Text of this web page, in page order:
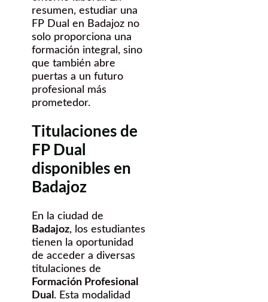
resumen, estudiar una
FP Dual en Badajoz no
solo proporciona una
formación integral, sino
que también abre
puertas a un futuro
profesional más
prometedor.
Titulaciones de
FP Dual
disponibles en
Badajoz
En la ciudad de
Badajoz, los estudiantes
tienen la oportunidad
de acceder a diversas
titulaciones de
Formación Profesional
Dual . Esta modalidad